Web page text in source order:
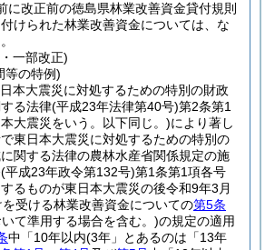
に改正前の徳島県林業改善資金貸付規則
けられた林業改善資金については、な
一部改正)
等の特例)
本大震災に対処するための特別の財政
る法律(平成23年法律第40号)第2条第1
大震災をいう。以下同じ。)により著し
東日本大震災に対処するための特別の
関する法律の農林水産省関係規定の施
(平成23年政令第132号)第1条第1項各号
るものが東日本大震災の後令和9年3月
受ける林業改善資金についての第5条
て準用する場合を含む。)の規定の適用
中「10年以内(3年」とあるのは「13年